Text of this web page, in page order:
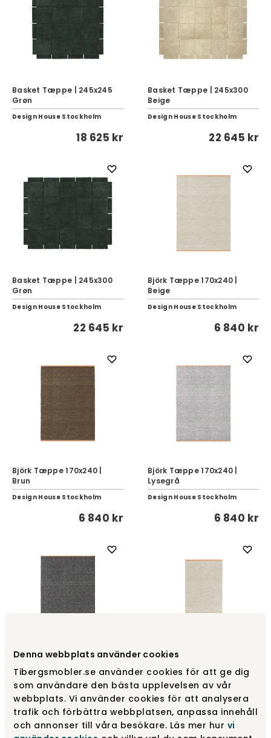
Denna webbplats använder cookies
Tibergsmobler.se använder cookies för att ge dig
som användare den bästa upplevelsen av vår
webbplats. Vi använder cookies för att analysera
trafik och förbättra webbplatsen, anpassa innehåll
och annonser till våra besökare. Läs mer hur vi
Basket Tæppe | 245x245
Grøn
Design House Stockholm
18 625 kr
Basket Tæppe | 245x300
Beige
Design House Stockholm
22 645 kr
Basket Tæppe | 245x300
Grøn
Design House Stockholm
22 645 kr
Björk Tæppe 170x240 |
Beige
Design House Stockholm
6 840 kr
Björk Tæppe 170x240 |
Brun
Design House Stockholm
6 840 kr
Björk Tæppe 170x240 |
Lysegrå
Design House Stockholm
6 840 kr
Björk Tæppe 170x240 |
Mørkegrå
Design House Stockholm
6 840 kr
Björk Tæppe 70x130 |
Beige
Design House Stockholm
2 245 kr